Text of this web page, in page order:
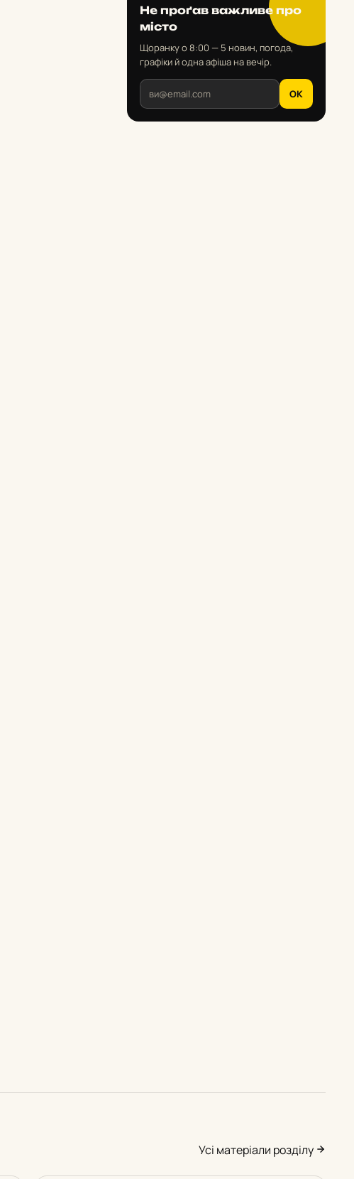
Не проґав важливе про
місто
Щоранку о 8:00 — 5 новин, погода,
графіки й одна афіша на вечір.
OK
Усі матеріали розділу